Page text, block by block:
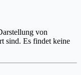
von
sind. Es findet keine